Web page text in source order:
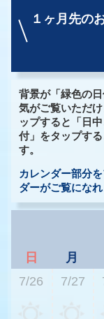
１ヶ月先の
背景が「緑色の
気がご覧いただ
ップすると「日
付」をタップす
す。
カレンダー部分
ダーがご覧にな
日 月
7/26
7/27